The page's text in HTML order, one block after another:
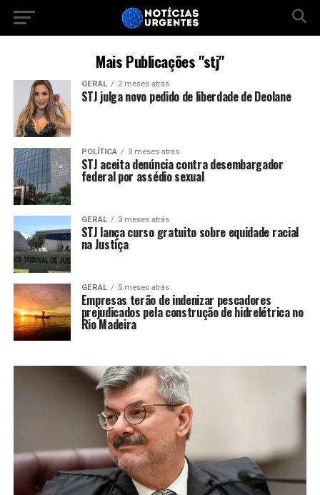
Mais Publicações "stj"
GERAL 2 meses atrás
STJ julga novo pedido de liberdade de Deolane
POLÍTICA 3 meses atrás
STJ aceita denúncia contra desembargador
federal por assédio sexual
GERAL 3 meses atrás
STJ lança curso gratuito sobre equidade racial
na Justiça
GERAL 5 meses atrás
Empresas terão de indenizar pescadores
prejudicados pela construção de hidrelétrica no
Rio Madeira